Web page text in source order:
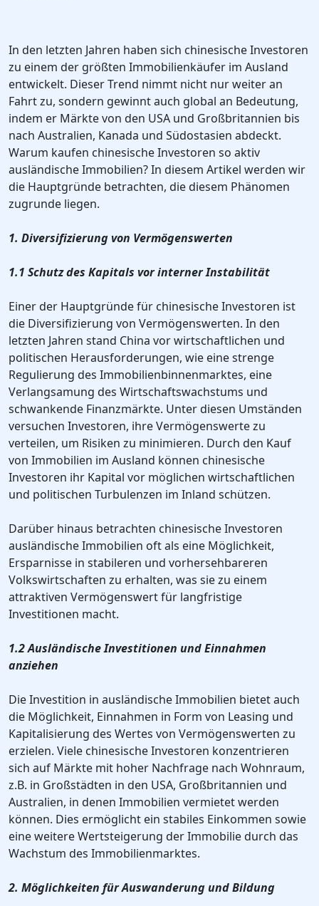
In den letzten Jahren haben sich chinesische Investoren
zu einem der größten Immobilienkäufer im Ausland
entwickelt. Dieser Trend nimmt nicht nur weiter an
Fahrt zu, sondern gewinnt auch global an Bedeutung,
indem er Märkte von den USA und Großbritannien bis
nach Australien, Kanada und Südostasien abdeckt.
Warum kaufen chinesische Investoren so aktiv
ausländische Immobilien? In diesem Artikel werden wir
die Hauptgründe betrachten, die diesem Phänomen
zugrunde liegen.
1. Diversifizierung von Vermögenswerten
1.1 Schutz des Kapitals vor interner Instabilität
Einer der Hauptgründe für chinesische Investoren ist
die Diversifizierung von Vermögenswerten. In den
letzten Jahren stand China vor wirtschaftlichen und
politischen Herausforderungen, wie eine strenge
Regulierung des Immobilienbinnenmarktes, eine
Verlangsamung des Wirtschaftswachstums und
schwankende Finanzmärkte. Unter diesen Umständen
versuchen Investoren, ihre Vermögenswerte zu
verteilen, um Risiken zu minimieren. Durch den Kauf
von Immobilien im Ausland können chinesische
Investoren ihr Kapital vor möglichen wirtschaftlichen
und politischen Turbulenzen im Inland schützen.
Darüber hinaus betrachten chinesische Investoren
ausländische Immobilien oft als eine Möglichkeit,
Ersparnisse in stabileren und vorhersehbareren
Volkswirtschaften zu erhalten, was sie zu einem
attraktiven Vermögenswert für langfristige
Investitionen macht.
1.2 Ausländische Investitionen und Einnahmen
anziehen
Die Investition in ausländische Immobilien bietet auch
die Möglichkeit, Einnahmen in Form von Leasing und
Kapitalisierung des Wertes von Vermögenswerten zu
erzielen. Viele chinesische Investoren konzentrieren
sich auf Märkte mit hoher Nachfrage nach Wohnraum,
z.B. in Großstädten in den USA, Großbritannien und
Australien, in denen Immobilien vermietet werden
können. Dies ermöglicht ein stabiles Einkommen sowie
eine weitere Wertsteigerung der Immobilie durch das
Wachstum des Immobilienmarktes.
2. Möglichkeiten für Auswanderung und Bildung